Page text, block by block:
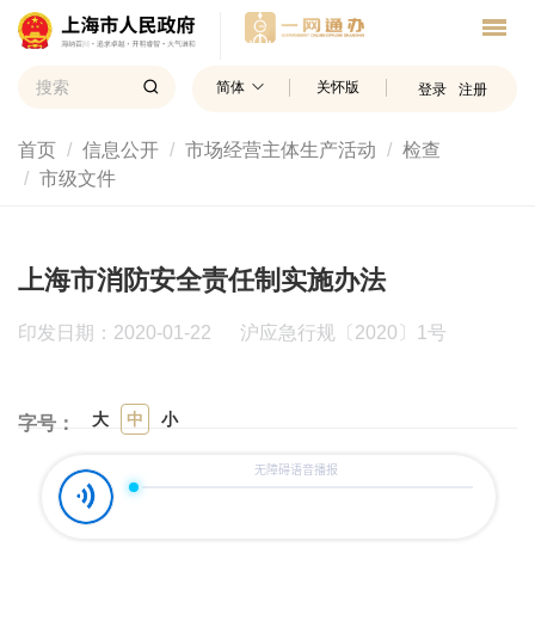
简体 关怀版 登录 注册
首页 信息公开 市场经营主体生产活动
检查
市级文件
上海市消防安全责任制实施办法
印发日期：2020-01-22 沪应急行规〔2020〕1号
字号： 大 中 小